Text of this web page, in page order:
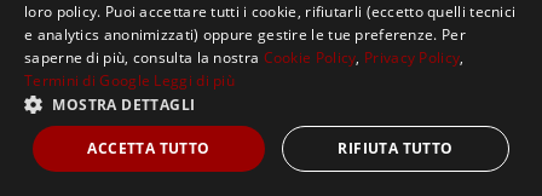
loro policy. Puoi accettare tutti i cookie, rifiutarli (eccetto quelli tecnici
e analytics anonimizzati) oppure gestire le tue preferenze. Per
saperne di più, consulta la nostra Cookie Policy, Privacy Policy,
Termini di Google Leggi di più
MOSTRA DETTAGLI
ACCETTA TUTTO RIFIUTA TUTTO